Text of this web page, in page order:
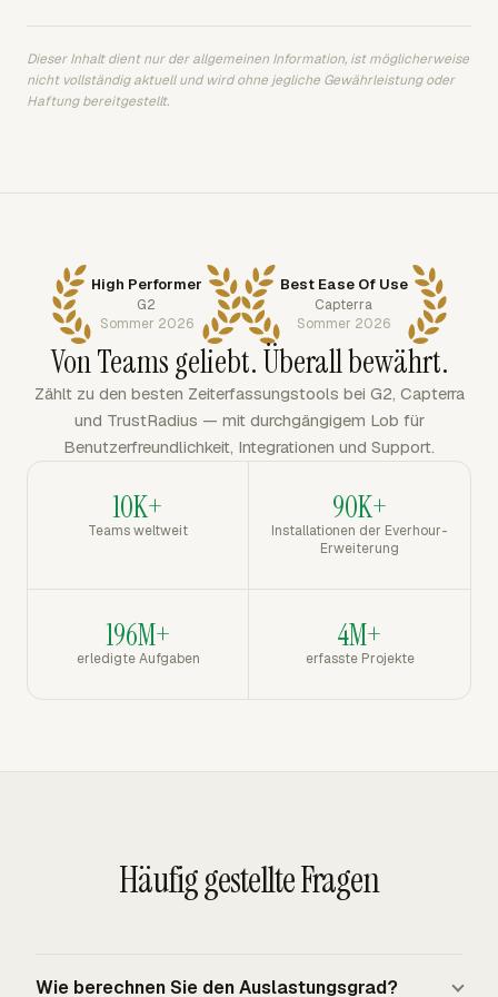
Dieser Inhalt dient nur der allgemeinen Information, ist möglicherweise
nicht vollständig aktuell und wird ohne jegliche Gewährleistung oder
Haftung bereitgestellt.
High Performer
G2
Sommer 2026
Best Ease Of Use
Capterra
Sommer 2026
Von Teams geliebt. Überall bewährt.
Zählt zu den besten Zeiterfassungstools bei G2, Capterra
und TrustRadius — mit durchgängigem Lob für
Benutzerfreundlichkeit, Integrationen und Support.
10K+
Teams weltweit
90K+
Installationen der Everhour-
Erweiterung
196M+
erledigte Aufgaben
4M+
erfasste Projekte
Häufig gestellte Fragen
Wie berechnen Sie den Auslastungsgrad?